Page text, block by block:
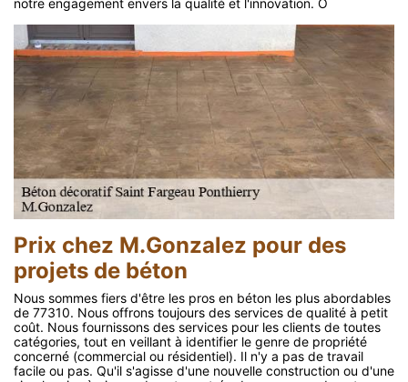
Prix chez M.Gonzalez pour des
projets de béton
Nous sommes fiers d'être les pros en béton les plus abordables
de 77310. Nous offrons toujours des services de qualité à petit
coût. Nous fournissons des services pour les clients de toutes
catégories, tout en veillant à identifier le genre de propriété
concerné (commercial ou résidentiel). Il n'y a pas de travail
facile ou pas. Qu'il s'agisse d'une nouvelle construction ou d'une